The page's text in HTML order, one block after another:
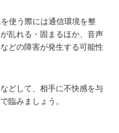
使う際には通信環境を整
乱れる・固まるほか、音声
どの障害が発生する可能性
どして、相手に不快感を与
臨みましょう。